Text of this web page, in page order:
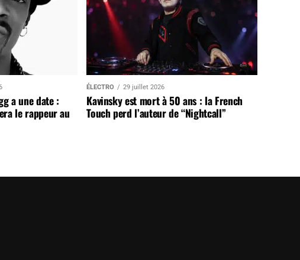
a une date :
le rappeur au
ÉLECTRO 29 juillet 2026
Kavinsky est mort à 50 ans : la French
Touch perd l’auteur de “Nightcall”